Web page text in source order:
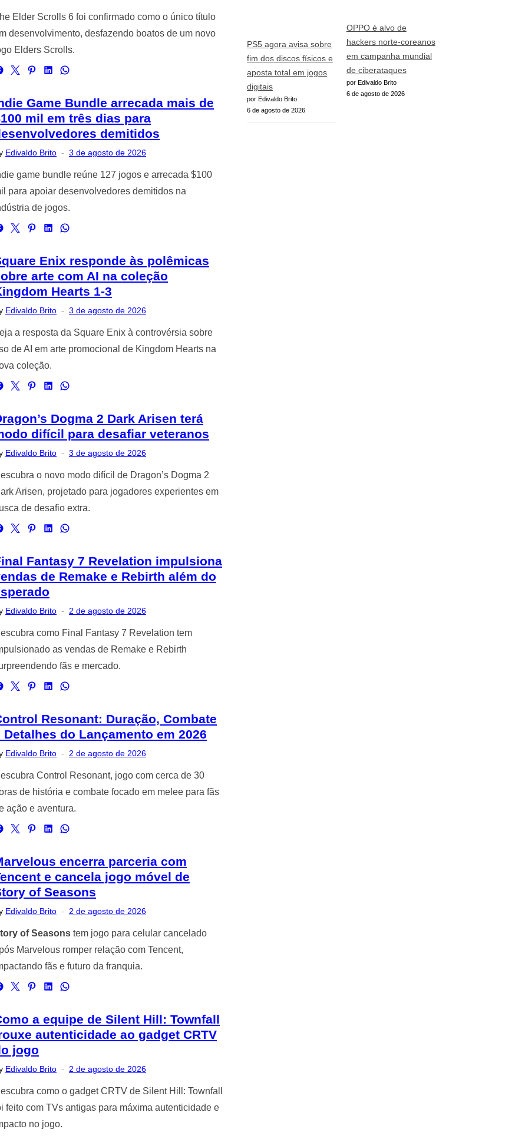
Elder Scrolls 6 foi confirmado como o único título
desenvolvimento, desfazendo boatos de um novo
Elders Scrolls.
Game Bundle arrecada mais de
mil em três dias para
demitidos
Edivaldo Brito
Posted
3 de agosto de 2026
game bundle reúne 127 jogos e arrecada $100
para apoiar desenvolvedores demitidos na
de jogos.
Enix responde às polêmicas
arte com AI na coleção
Hearts 1-3
Edivaldo Brito
Posted
3 de agosto de 2026
a resposta da Square Enix à controvérsia sobre
de AI em arte promocional de Kingdom Hearts na
coleção.
Dogma 2 Dark Arisen terá
difícil para desafiar veteranos
Edivaldo Brito
Posted
3 de agosto de 2026
o novo modo difícil de Dragon’s Dogma 2
Arisen, projetado para jogadores experientes em
de desafio extra.
Fantasy 7 Revelation impulsiona
de Remake e Rebirth além do
Edivaldo Brito
Posted
2 de agosto de 2026
como Final Fantasy 7 Revelation tem
as vendas de Remake e Rebirth
fãs e mercado.
Resonant: Duração, Combate
Detalhes do Lançamento em 2026
Edivaldo Brito
Posted
2 de agosto de 2026
Control Resonant, jogo com cerca de 30
de história e combate focado em melee para fãs
ação e aventura.
encerra parceria com
e cancela jogo móvel de
of Seasons
Edivaldo Brito
Posted
2 de agosto de 2026
of Seasons tem jogo para celular cancelado
Marvelous romper relação com Tencent,
fãs e futuro da franquia.
a equipe de Silent Hill: Townfall
autenticidade ao gadget CRTV
jogo
Edivaldo Brito
Posted
2 de agosto de 2026
como o gadget CRTV de Silent Hill: Townfall
feito com TVs antigas para máxima autenticidade e
no jogo.
PS5 agora avisa sobre
fim dos discos físicos e
aposta total em jogos
digitais
por Edivaldo Brito
6 de agosto de 2026
OPPO é alvo de
hackers norte-coreanos
em campanha mundial
de ciberataques
por Edivaldo Brito
6 de agosto de 2026